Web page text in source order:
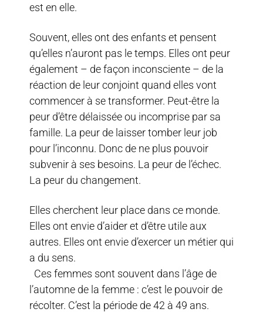
est en elle.
Souvent, elles ont des enfants et pensent
qu’elles n’auront pas le temps. Elles ont peur
également – de façon inconsciente – de la
réaction de leur conjoint quand elles vont
commencer à se transformer. Peut-être la
peur d’être délaissée ou incomprise par sa
famille. La peur de laisser tomber leur job
pour l’inconnu. Donc de ne plus pouvoir
subvenir à ses besoins. La peur de l’échec.
La peur du changement.
Elles cherchent leur place dans ce monde.
Elles ont envie d’aider et d’être utile aux
autres. Elles ont envie d’exercer un métier qui
a du sens.
Ces femmes sont souvent dans l’âge de
l’automne de la femme : c’est le pouvoir de
récolter. C’est la période de 42 à 49 ans.